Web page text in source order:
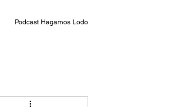
Podcast Hagamos Lodo